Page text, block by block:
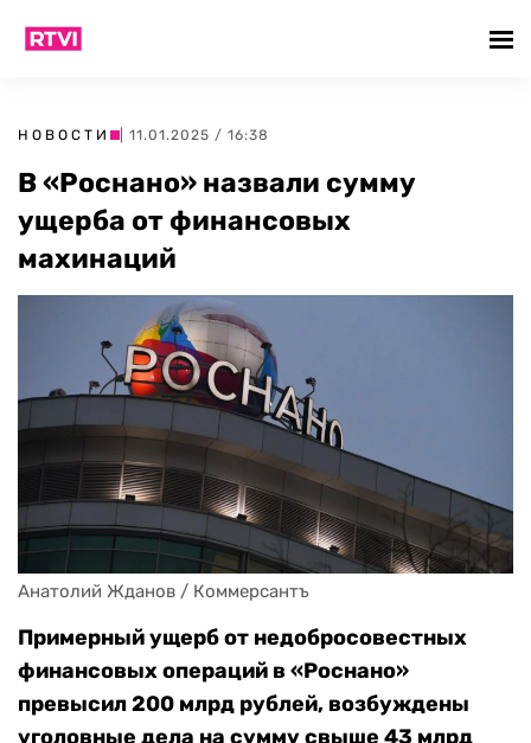
НОВОСТИ | 11.01.2025 / 16:38
В «Роснано» назвали сумму
ущерба от финансовых
махинаций
Анатолий Жданов / Коммерсантъ
Примерный ущерб от недобросовестных
финансовых операций в «Роснано»
превысил 200 млрд рублей, возбуждены
уголовные дела на сумму свыше 43 млрд